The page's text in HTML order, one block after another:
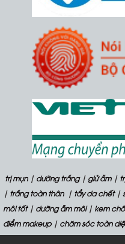
trị mụn| dưỡng trắng| giử ẫm|
| trắng toàn thân| tẩy da chết|
môi tốt| dưỡng ẫm môi| kem
điểm makeup| chăm sóc toàn